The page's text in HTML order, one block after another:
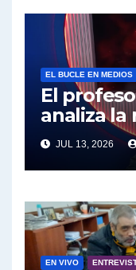
EL BUCLE EN MEDIOS
El
analiza la
términos
JUL 13, 2026
EN VIVO